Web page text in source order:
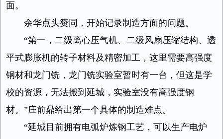
面。
余华点头赞同，开始记录制造方面的问题。
“第一，二级离心压气机、二级风扇压缩结构、透
平式膨胀机的转子材料及精密加工，这里需要高强度
钢材和龙门铣，龙门铣实验室暂时有一台，但这是学
校的资源，无法搬到延城，实验室没有高强度钢
材。”庄前鼎给出第一个具体的制造难点。
“延城目前拥有电弧炉炼钢工艺，可以生产电炉